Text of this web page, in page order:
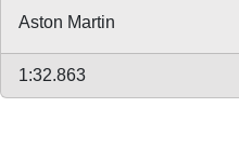
Aston Martin
1:32.863